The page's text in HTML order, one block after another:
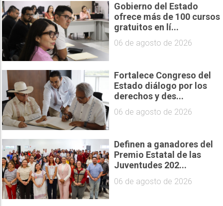
Gobierno del Estado
ofrece más de 100 cursos
gratuitos en lí...
06 de agosto de 2026
Fortalece Congreso del
Estado diálogo por los
derechos y des...
06 de agosto de 2026
Definen a ganadores del
Premio Estatal de las
Juventudes 202...
06 de agosto de 2026